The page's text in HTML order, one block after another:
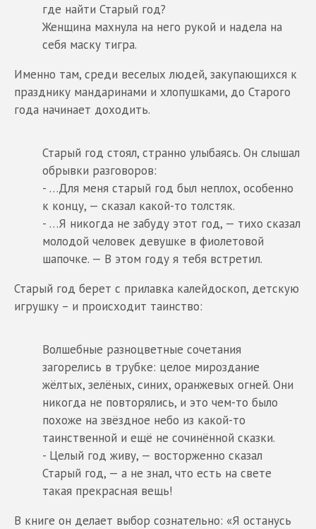
где найти Старый год?
Женщина махнула на него рукой и надела на
себя маску тигра.
Именно там, среди веселых людей, закупающихся к
празднику мандаринами и хлопушками, до Старого
года начинает доходить.
Старый год стоял, странно улыбаясь. Он слышал
обрывки разговоров:
- …Для меня старый год был неплох, особенно
к концу, — сказал какой-то толстяк.
- …Я никогда не забуду этот год, — тихо сказал
молодой человек девушке в фиолетовой
шапочке. — В этом году я тебя встретил.
Старый год берет с прилавка калейдоскоп, детскую
игрушку – и происходит таинство:
Волшебные разноцветные сочетания
загорелись в трубке: целое мироздание
жёлтых, зелёных, синих, оранжевых огней. Они
никогда не повторялись, и это чем-то было
похоже на звёздное небо из какой-то
таинственной и ещё не сочинённой сказки.
- Целый год живу, — восторженно сказал
Старый год, — а не знал, что есть на свете
такая прекрасная вещь!
В книге он делает выбор сознательно: «Я останусь